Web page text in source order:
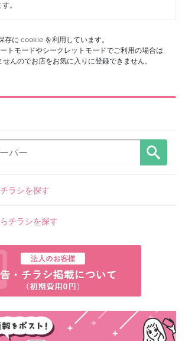
。
存に cookie を利用しています。
トモードやシークレットモードでご利用の場合は
んのでお店をお気に入りに登録できません。
ラシを探す
チラシを探す